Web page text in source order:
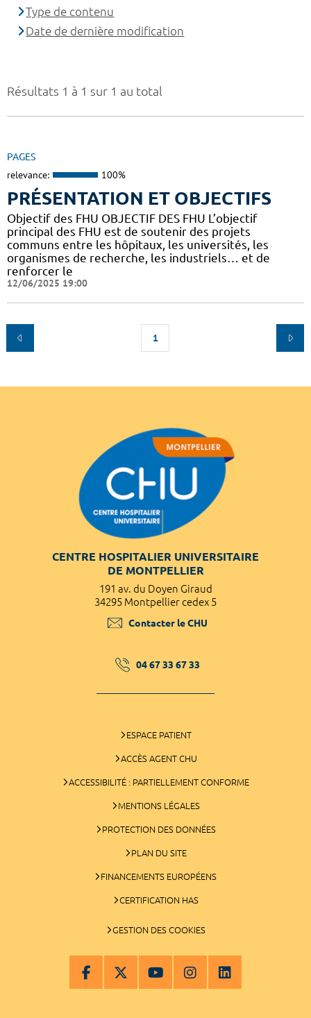
Résultats 1 à 1 sur 1 au total
PAGES
relevance: 100%
PRÉSENTATION ET OBJECTIFS
Objectif des FHU OBJECTIF DES FHU L’objectif
principal des FHU est de soutenir des projets
communs entre les hôpitaux, les universités, les
organismes de recherche, les industriels… et de
renforcer le
12/06/2025 19:00
1
Type de contenu
Date de dernière modification
CENTRE HOSPITALIER UNIVERSITAIRE
DE MONTPELLIER
191 av. du Doyen Giraud
34295 Montpellier cedex 5
Contacter le CHU
04 67 33 67 33
ESPACE PATIENT
ACCÈS AGENT CHU
ACCESSIBILITÉ : PARTIELLEMENT CONFORME
MENTIONS LÉGALES
PROTECTION DES DONNÉES
PLAN DU SITE
FINANCEMENTS EUROPÉENS
CERTIFICATION HAS
GESTION DES COOKIES